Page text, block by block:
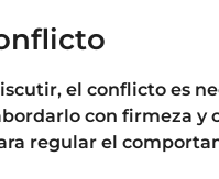
el conflicto es
con firmeza y
regular el